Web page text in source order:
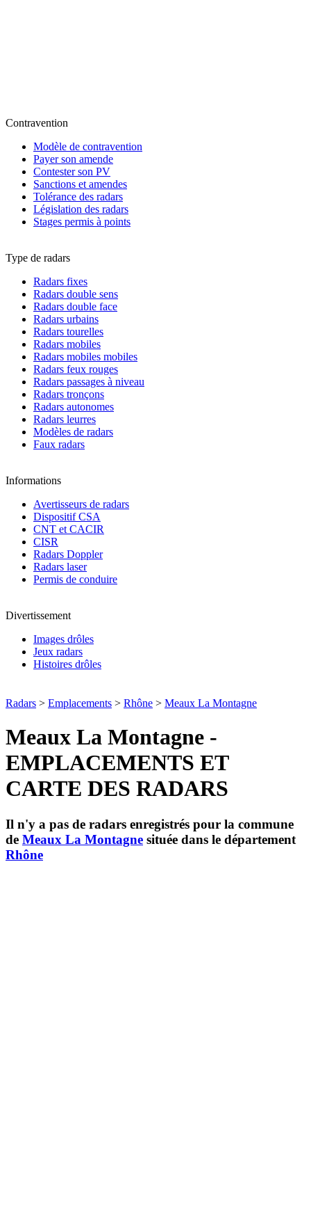
Contravention
Modèle de contravention
Payer son amende
Contester son PV
Sanctions et amendes
Tolérance des radars
Législation des radars
Stages permis à points
Type de radars
Radars fixes
Radars double sens
Radars double face
Radars urbains
Radars tourelles
Radars mobiles
Radars mobiles mobiles
Radars feux rouges
Radars passages à niveau
Radars tronçons
Radars autonomes
Radars leurres
Modèles de radars
Faux radars
Informations
Avertisseurs de radars
Dispositif CSA
CNT et CACIR
CISR
Radars Doppler
Radars laser
Permis de conduire
Divertissement
Images drôles
Jeux radars
Histoires drôles
Radars > Emplacements > Rhône > Meaux La Montagne
Meaux La Montagne -
EMPLACEMENTS ET
CARTE DES RADARS
Il n'y a pas de radars enregistrés pour la commune
de Meaux La Montagne située dans le département
Rhône